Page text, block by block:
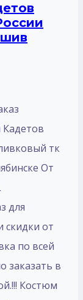
тк
От
для
скидки от
по всей
заказать в
Костюм